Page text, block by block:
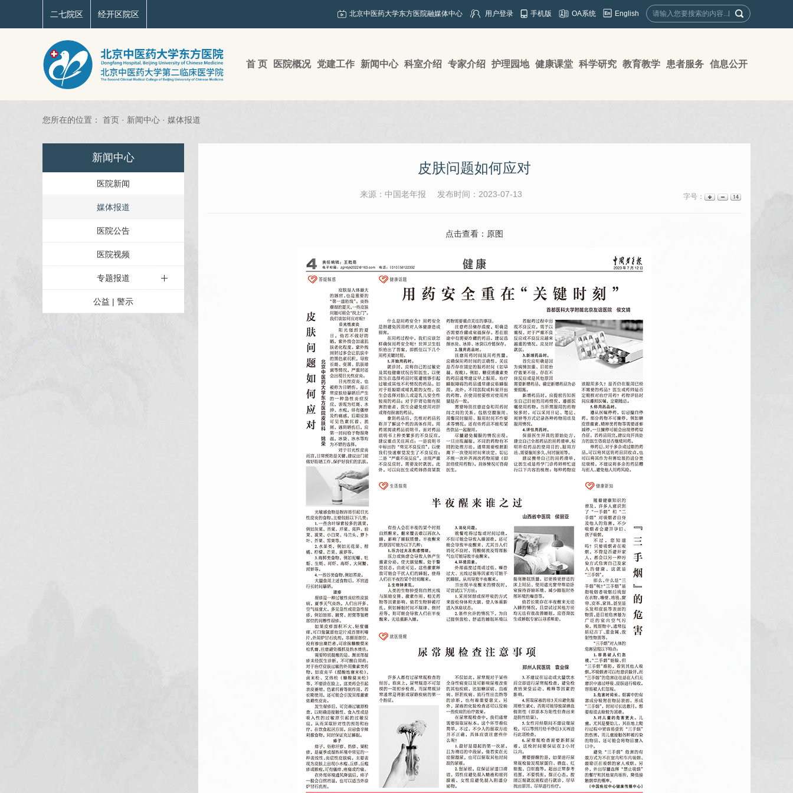
二七院区 经开区院区 北京中医药大学东方医院融媒体中心 用户登录 手机版 OA系统 English
首 页 医院概况 党建工作 新闻中心 科室介绍 专家介绍 护理园地 健康课堂 科学研究 教育教学 患者服务 信息公开
您所在的位置： 首页 · 新闻中心 · 媒体报道
新闻中心
医院新闻
媒体报道
医院公告
医院视频
专题报道
公益 | 警示
皮肤问题如何应对
来源：中国老年报 发布时间：2023-07-13 字号：
点击查看： 原图